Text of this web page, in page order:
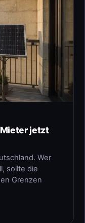
jetzt
Wer
sollte die
Grenzen